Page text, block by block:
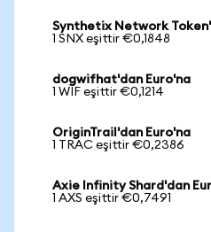
Synthetix Network
1 SNX eşittir €0,1848
dogwifhat'dan Euro'na
1 WIF eşittir €0,1214
OriginTrail'dan Euro'na
1 TRAC eşittir €0,2386
Axie Infinity Shard'dan
1 AXS eşittir €0,7491